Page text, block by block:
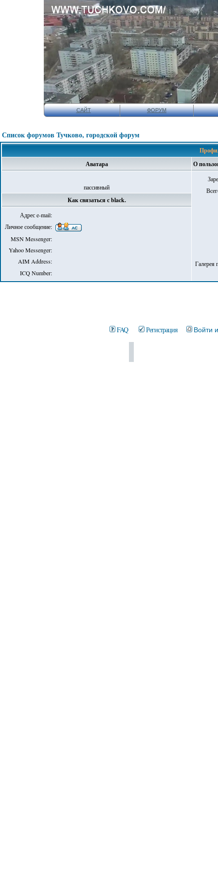
САЙТ ФОРУМ
Список форумов Тучково, городской форум
Аватара
О
пассивный
Галерея
Как связаться с black.
Адрес e-mail:
Личное сообщение:
MSN Messenger:
Yahoo Messenger:
AIM Address:
ICQ Number:
FAQ Регистрация Войти